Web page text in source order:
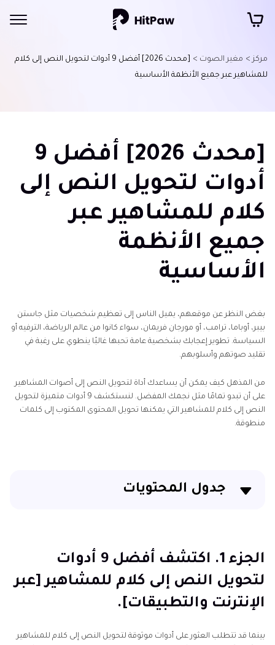
مركز > مغير الصوت >
[محدث 2026] أفضل 9 أدوات لتحويل النص إلى كلام
للمشاهير عبر جميع الأنظمة الأساسية
[محدث 2026] أفضل 9
أدوات لتحويل النص إلى
كلام للمشاهير عبر
جميع الأنظمة
الأساسية
بغض النظر عن موقعهم، يميل الناس إلى تعظيم شخصيات مثل جاستن
بيبر، أوباما، ترامب، أو مورجان فريمان، سواء كانوا من عالم الرياضة، الترفيه أو
السياسة. تطوير إعجابك بشخصية عامة تحبها غالبًا ينطوي على رغبة في
تقليد صوتهم وأسلوبهم.
من المذهل كيف يمكن أن يساعدك أداة لتحويل النص إلى أصوات المشاهير
على أن تبدو تمامًا مثل نجمك المفضل. لنستكشف 9 أدوات متميزة لتحويل
النص إلى كلام للمشاهير التي يمكنها تحويل المحتوى المكتوب إلى كلمات
منطوقة.
جدول المحتويات
الجزء 2. نصيحة إضافية: أفضل مغير صوت لجعل الأصوات
أكثر واقعية.
الاستنتاج
الجزء 1. اكتشف أفضل 9 أدوات
لتحويل النص إلى كلام للمشاهير [عبر
الإنترنت والتطبيقات].
بينما قد تتطلب العثور على أدوات موثوقة لتحويل النص إلى كلام للمشاهير